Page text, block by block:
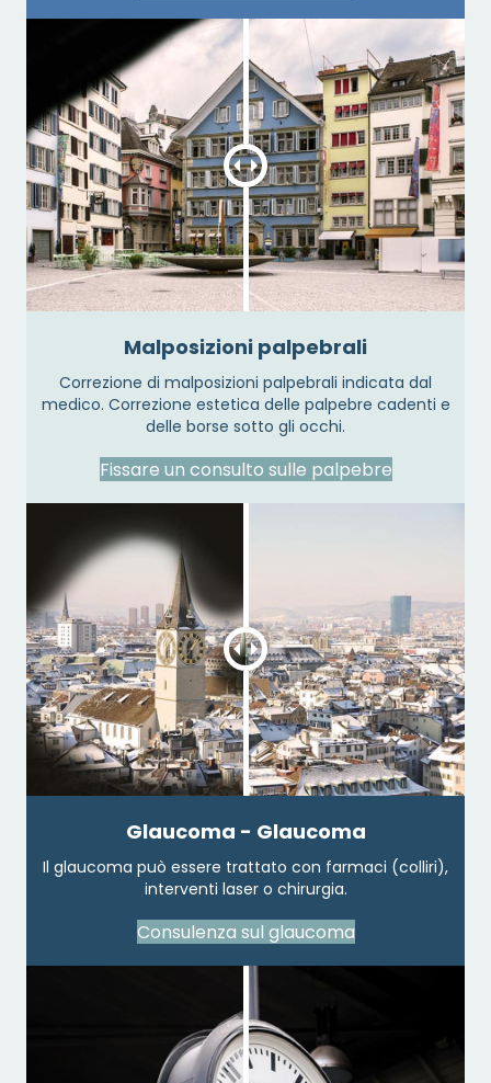
Malposizioni palpebrali
Correzione di malposizioni palpebrali indicata dal
medico. Correzione estetica delle palpebre cadenti e
delle borse sotto gli occhi.
Fissare un consulto sulle palpebre
Glaucoma - Glaucoma
Il glaucoma può essere trattato con farmaci (colliri),
interventi laser o chirurgia.
Consulenza sul glaucoma